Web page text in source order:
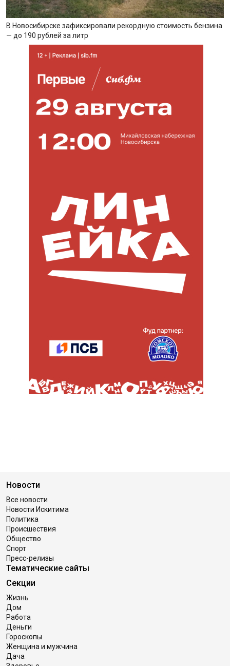
В Новосибирске зафиксировали рекордную стоимость бензина
— до 190 рублей за литр
Новости
Все новости
Новости Искитима
Политика
Происшествия
Общество
Спорт
Пресс-релизы
Тематические сайты
Секции
Жизнь
Дом
Работа
Деньги
Гороскопы
Женщина и мужчина
Дача